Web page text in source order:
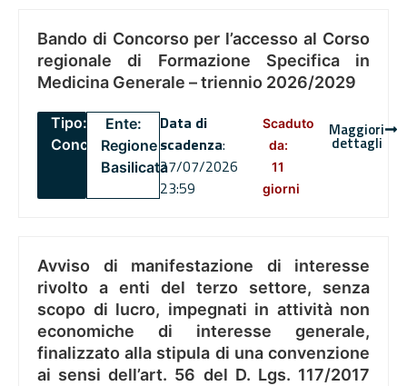
Bando di Concorso per l’accesso al Corso
regionale di Formazione Specifica in
Medicina Generale – triennio 2026/2029
Tipo:
Concorsi
Ente:
Regione
Basilicata
Data di
scadenza:
27/07/2026
23:59
Scaduto
da:
11
giorni
Maggiori
dettagli
Avviso di manifestazione di interesse
rivolto a enti del terzo settore, senza
scopo di lucro, impegnati in attività non
economiche di interesse generale,
finalizzato alla stipula di una convenzione
ai sensi dell’art. 56 del D. Lgs. 117/2017